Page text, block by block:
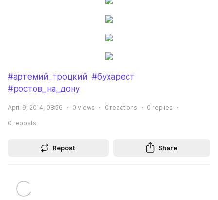
#артемий_троцкий #бухарест
#ростов_на_дону
April 9, 2014, 08:56 0 views 0 reactions 0 replies
0 reposts
Repost Share